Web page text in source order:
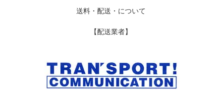
送料・配送・について
【配送業者】